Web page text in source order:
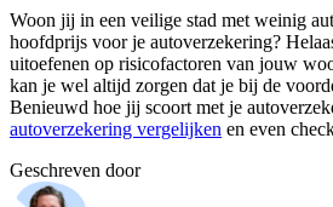
Woon jij in een veilige stad met weinig
hoofdprijs voor je autoverzekering?
uitoefenen op risicofactoren van jouw
kan je wel altijd zorgen dat je bij de
Benieuwd hoe jij scoort met je
autoverzekering vergelijken en even
Geschreven door